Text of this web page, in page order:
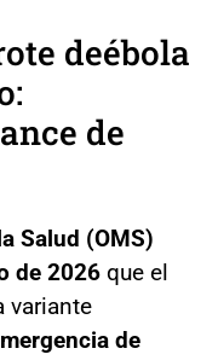
deébola
de
Salud (OMS)
de 2026 que el
variante
de